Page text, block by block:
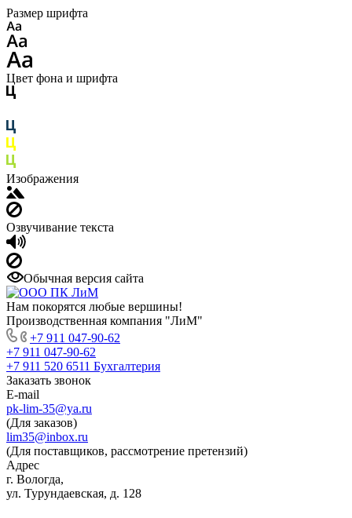
Размер шрифта
Цвет фона и шрифта
Изображения
Озвучивание текста
Обычная версия сайта
Нам покорятся любые вершины!
Производственная компания "ЛиМ"
+7 911 047-90-62
+7 911 047-90-62
+7 911 520 6511 Бухгалтерия
Заказать звонок
E-mail
pk-lim-35@ya.ru
(Для заказов)
lim35@inbox.ru
(Для поставщиков, рассмотрение претензий)
Адрес
г. Вологда,
ул. Турундаевская, д. 128